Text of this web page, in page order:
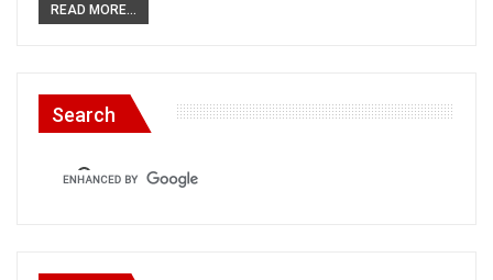
READ MORE...
Search